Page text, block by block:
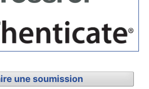
une soumission